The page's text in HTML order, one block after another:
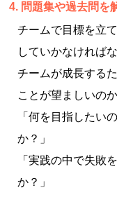
問題集や過去問を
チームで目標を立
していかなければ
チームが成長する
ことが望ましいの
「何を目指したい
か？」
「実践の中で失敗
か？」